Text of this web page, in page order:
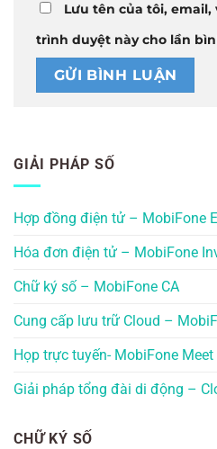
Lưu tên của tôi,
trình duyệt này cho lần
GIẢI PHÁP SỐ
Hợp đồng điện tử – MobiFone
Hóa đơn điện tử – MobiFone
Chữ ký số – MobiFone CA
Cung cấp lưu trữ Cloud –
Họp trực tuyến- MobiFone Meet
Giải pháp tổng đài di động –
CHỮ KÝ SỐ